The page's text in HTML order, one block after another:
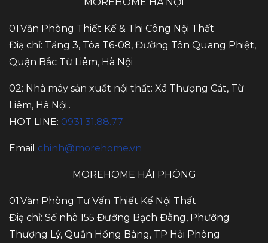
01.Văn Phòng Thiết Kế & Thi Công Nội Thất
Điạ chỉ: Tầng 3, Tòa T6-08, Đường Tôn Quang Phiệt,
Quận Bắc Từ Liêm, Hà Nội
02: Nhà máy sản xuất nội thất: Xã Thượng Cát, Từ
Liêm, Hà Nội..
HOT LINE: 0931.31.88.77
Email chinh@morehome.vn
MOREHOME HẢI PHÒNG
01.Văn Phòng Tư Vấn Thiết Kế Nội Thất
Điạ chỉ: Số nhà 155 Đường Bạch Đằng, Phường
Thượng Lý, Quận Hồng Bàng, TP Hải Phòng